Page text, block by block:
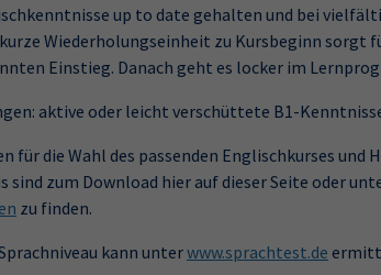
up to date gehalten und bei
Wiederholungseinheit zu Kursbeginn sorgt
Einstieg. Danach geht es locker im
aktive oder leicht verschüttete B1-
für die Wahl des passenden Englischkurses und
sind zum Download hier auf dieser Seite oder
zu finden.
kann unterwww.sprachtest.de